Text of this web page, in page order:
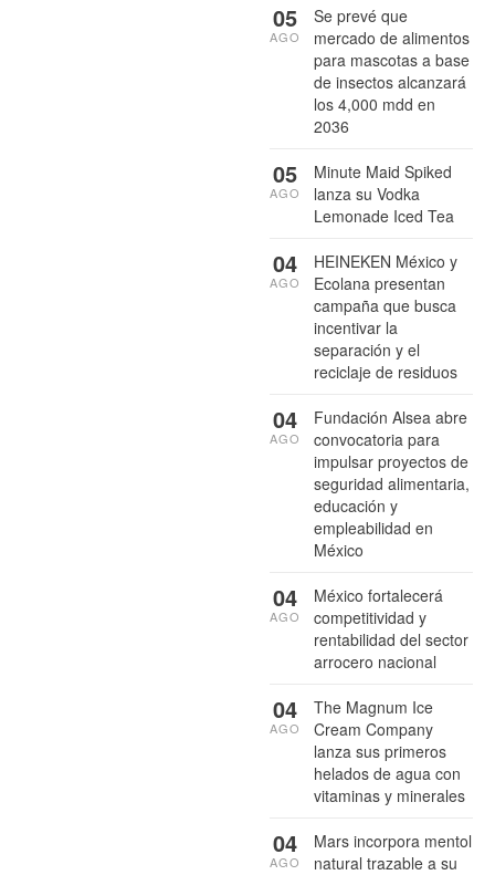
Se prevé que
mercado de alimentos
para mascotas a base
de insectos alcanzará
los 4,000 mdd en
2036
05
AGO
Minute Maid Spiked
lanza su Vodka
Lemonade Iced Tea
05
AGO
HEINEKEN México y
Ecolana presentan
campaña que busca
incentivar la
separación y el
reciclaje de residuos
04
AGO
Fundación Alsea abre
convocatoria para
impulsar proyectos de
seguridad alimentaria,
educación y
empleabilidad en
México
04
AGO
México fortalecerá
competitividad y
rentabilidad del sector
arrocero nacional
04
AGO
The Magnum Ice
Cream Company
lanza sus primeros
helados de agua con
vitaminas y minerales
04
AGO
Mars incorpora mentol
natural trazable a su
04
AGO